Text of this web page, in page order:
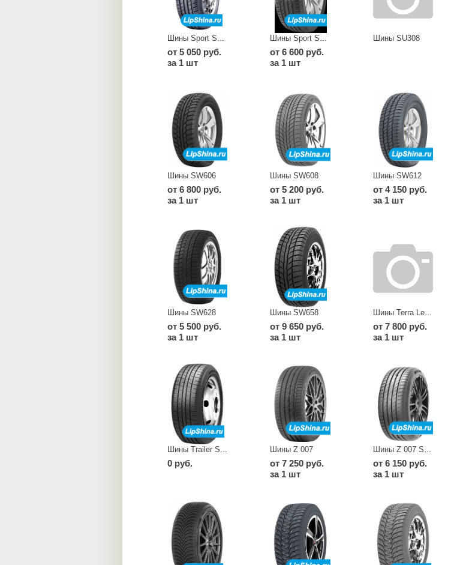
Шины Sport SA 37
от 5 050 руб.
за 1 шт
Шины Sport SA-37
от 6 600 руб.
за 1 шт
Шины SU308
Шины SW606
от 6 800 руб.
за 1 шт
Шины SW608
от 5 200 руб.
за 1 шт
Шины SW612
от 4 150 руб.
за 1 шт
Шины SW628
от 5 500 руб.
за 1 шт
Шины SW658
от 9 650 руб.
за 1 шт
Шины Terra Legend SL 399
от 7 800 руб.
за 1 шт
Шины Trailer ST290
0 руб.
Шины Z 007
от 7 250 руб.
за 1 шт
Шины Z 007 SUV
от 6 150 руб.
за 1 шт